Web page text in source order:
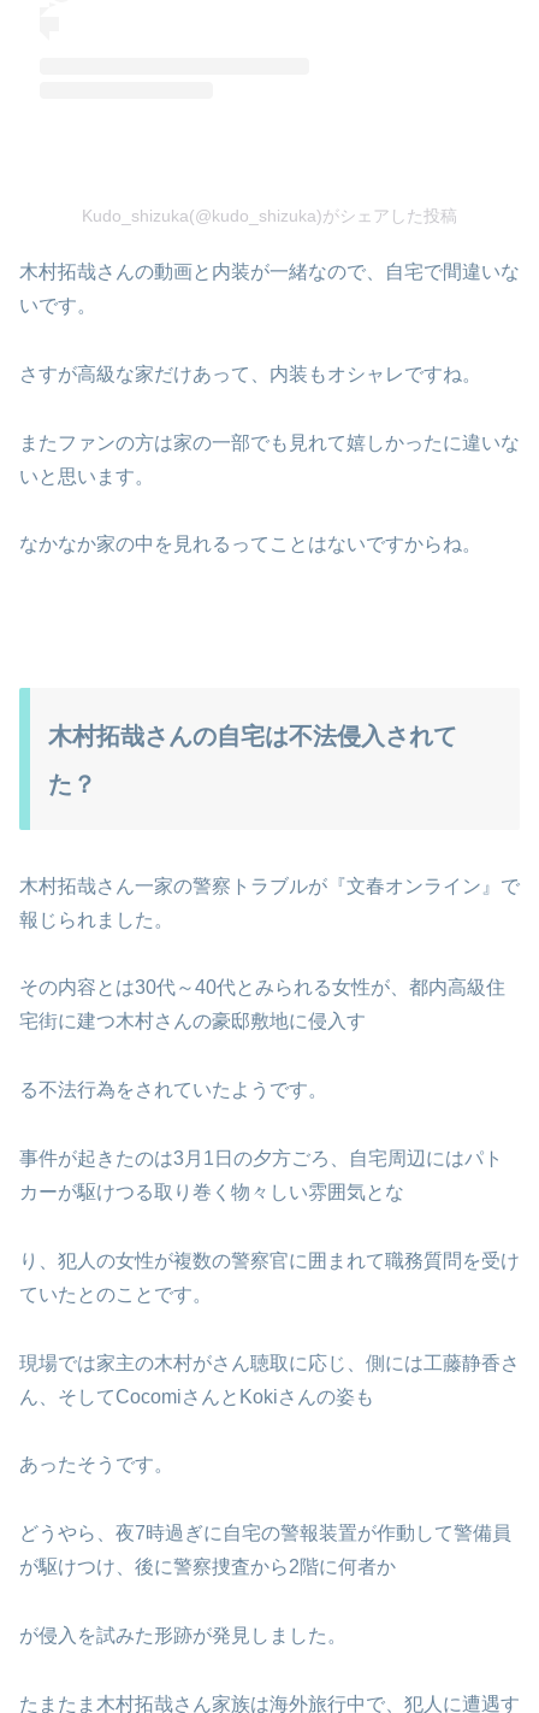
Kudo_shizuka(@kudo_shizuka)がシェアした投稿
木村拓哉さんの動画と内装が一緒なので、自宅で間違いな
いです。
さすが高級な家だけあって、内装もオシャレですね。
またファンの方は家の一部でも見れて嬉しかったに違いな
いと思います。
なかなか家の中を見れるってことはないですからね。
木村拓哉さんの自宅は不法侵入されて
た？
木村拓哉さん一家の警察トラブルが『文春オンライン』で
報じられました。
その内容とは30代～40代とみられる女性が、都内高級住
宅街に建つ木村さんの豪邸敷地に侵入す
る不法行為をされていたようです。
事件が起きたのは3月1日の夕方ごろ、自宅周辺にはパト
カーが駆けつる取り巻く物々しい雰囲気とな
り、犯人の女性が複数の警察官に囲まれて職務質問を受け
ていたとのことです。
現場では家主の木村がさん聴取に応じ、側には工藤静香さ
ん、そしてCocomiさんとKokiさんの姿も
あったそうです。
どうやら、夜7時過ぎに自宅の警報装置が作動して警備員
が駆けつけ、後に警察捜査から2階に何者か
が侵入を試みた形跡が発見しました。
たまたま木村拓哉さん家族は海外旅行中で、犯人に遭遇す